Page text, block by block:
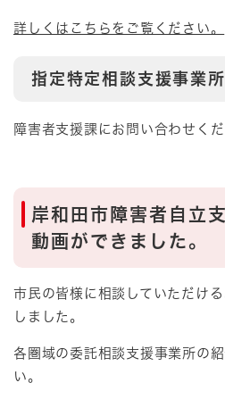
詳しくはこちらをご覧ください。
指定特定相談支援事業所
障害者支援課にお問い合わせくだ
岸和田市障害者自立
動画ができました。
市民の皆様に相談していただけ
しました。
各圏域の委託相談支援事業所の
い。